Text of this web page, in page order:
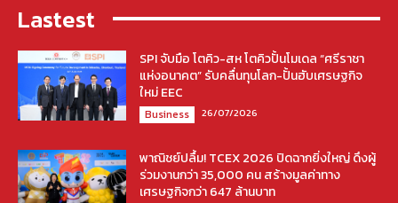
Lastest
SPI จับมือ โตคิว-สห โตคิวปั้นโมเดล “ศรีราชา
แห่งอนาคต” รับคลื่นทุนโลก-ปั้นฮับเศรษฐกิจ
ใหม่ EEC
Business 26/07/2026
พาณิชย์ปลื้ม! TCEX 2026 ปิดฉากยิ่งใหญ่ ดึงผู้
ร่วมงานกว่า 35,000 คน สร้างมูลค่าทาง
เศรษฐกิจกว่า 647 ล้านบาท